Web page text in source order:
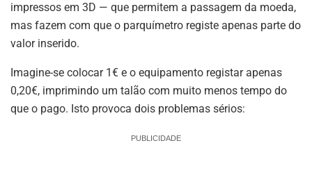
impressos em 3D — que permitem a passagem da moeda,
mas fazem com que o parquímetro registe apenas parte do
valor inserido.
Imagine-se colocar 1€ e o equipamento registar apenas
0,20€, imprimindo um talão com muito menos tempo do
que o pago. Isto provoca dois problemas sérios:
PUBLICIDADE